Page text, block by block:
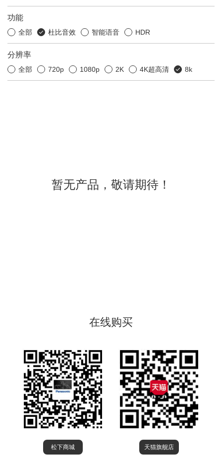
功能
全部 杜比音效 智能语音 HDR
分辨率
全部 720p 1080p 2K 4K超高清 8k
暂无产品，敬请期待！
在线购买
松下商城 天猫旗舰店